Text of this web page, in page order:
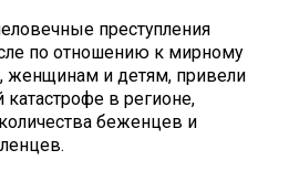
преступления
по отношению к мирному
женщинам и детям, привели
катастрофе в регионе,
беженцев и